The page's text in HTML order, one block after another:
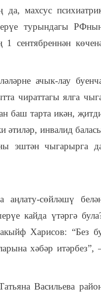
да, махсус
турындагы
сентябреннән
ачык-лау
чираттагы ялга
баш тарта икән,
әтиләр, инвалид
эштән чыгарырга
аңлату-сөйләшү
кайда үтәргә
Харисов: “Без
хәбәр итәрбез”,
Васильева